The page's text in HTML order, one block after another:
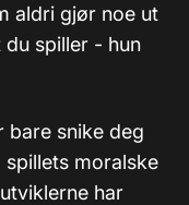
aldri gjør noe ut
spiller - hun
bare snike deg
moralske
har